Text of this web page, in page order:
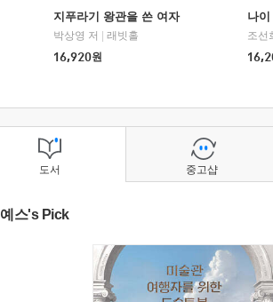
지푸라기 왕관을 쓴 여자
박상영 저
래빗홀
16,920원
나
조선
도서
예스's Pick
중고샵